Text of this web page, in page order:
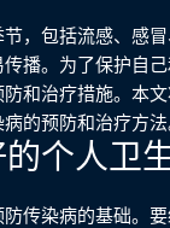
，包括流感、感
播。为了保护自
和治疗措施。本
的预防和治疗方法
个人卫
传染病的基础。